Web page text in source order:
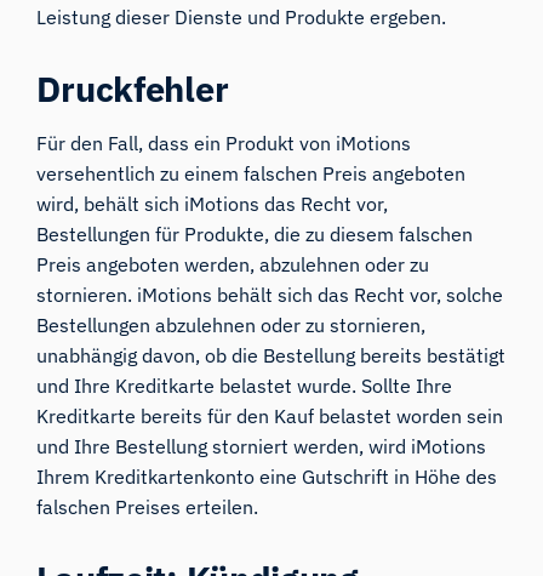
Leistung dieser Dienste und Produkte ergeben.
Druckfehler
Für den Fall, dass ein Produkt von iMotions
versehentlich zu einem falschen Preis angeboten
wird, behält sich iMotions das Recht vor,
Bestellungen für Produkte, die zu diesem falschen
Preis angeboten werden, abzulehnen oder zu
stornieren. iMotions behält sich das Recht vor, solche
Bestellungen abzulehnen oder zu stornieren,
unabhängig davon, ob die Bestellung bereits bestätigt
und Ihre Kreditkarte belastet wurde. Sollte Ihre
Kreditkarte bereits für den Kauf belastet worden sein
und Ihre Bestellung storniert werden, wird iMotions
Ihrem Kreditkartenkonto eine Gutschrift in Höhe des
falschen Preises erteilen.